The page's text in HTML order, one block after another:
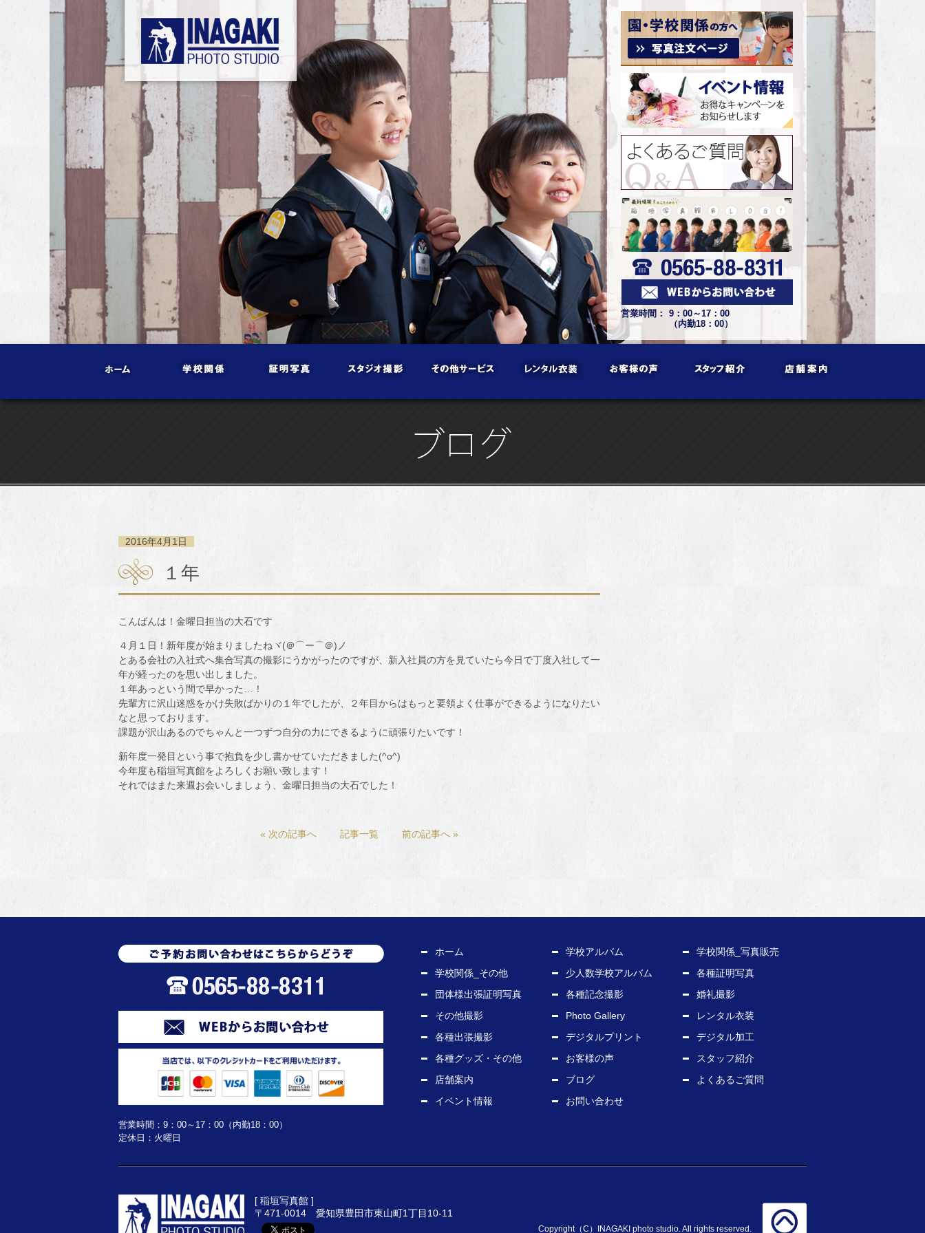
営業時間：
9：00～17：00
（内勤18：00）
2016年4月1日
１年
こんばんは！金曜日担当の大石です
４月１日！新年度が始まりましたねヾ(＠⌒ー⌒＠)ノ
とある会社の入社式へ集合写真の撮影にうかがったのですが、新入社員の方を見ていたら今日で丁度入社して一
年が経ったのを思い出しました。
１年あっという間で早かった…！
先輩方に沢山迷惑をかけ失敗ばかりの１年でしたが、２年目からはもっと要領よく仕事ができるようになりたい
なと思っております。
課題が沢山あるのでちゃんと一つずつ自分の力にできるように頑張りたいです！
新年度一発目という事で抱負を少し書かせていただきました(^o^)
今年度も稲垣写真館をよろしくお願い致します！
それではまた来週お会いしましょう、金曜日担当の大石でした！
« 次の記事へ 記事一覧 前の記事へ »
営業時間：9：00～17：00（内勤18：00）
定休日：火曜日
ホーム 学校アルバム
学校関係_写真販売
学校関係_その他
少人数学校アルバム
各種証明写真
団体様出張証明写真
各種記念撮影
婚礼撮影
その他撮影
Photo Gallery
レンタル衣装
各種出張撮影
デジタルプリント
デジタル加工
各種グッズ・その他
お客様の声
スタッフ紹介
店舗案内
ブログ
よくあるご質問
イベント情報
お問い合わせ
[ 稲垣写真館 ]
〒471-0014 愛知県豊田市東山町1丁目10-11
Copyright（C）INAGAKI photo studio. All rights reserved.